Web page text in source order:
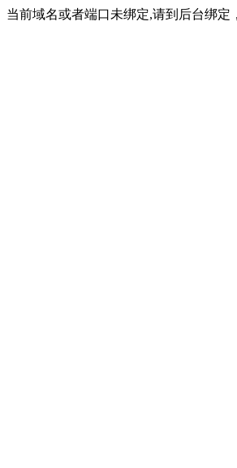
当前域名或者端口未绑定,请到后台绑